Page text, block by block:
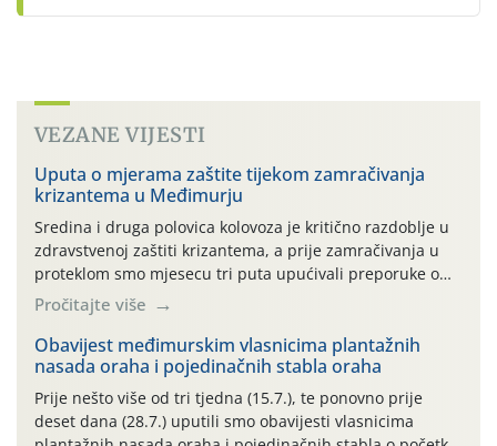
VEZANE VIJESTI
Uputa o mjerama zaštite tijekom zamračivanja
krizantema u Međimurju
Sredina i druga polovica kolovoza je kritično razdoblje u
zdravstvenoj zaštiti krizantema, a prije zamračivanja u
proteklom smo mjesecu tri puta upućivali preporuke o
preventivnim mjerama zaštite krizantema od najčešćih
uzročnika bolesti, štetnika i fito-fagnih grinja (23.7., 14.7.,
06.7.)! Na početku ovog mjeseca je zabilježeno je
povijesno i ekstremno vruće meteorološko razdoblje, uz
najviše temperature […]
Pročitajte više
Obavijest međimurskim vlasnicima plantažnih
nasada oraha i pojedinačnih stabla oraha
Prije nešto više od tri tjedna (15.7.), te ponovno prije
deset dana (28.7.) uputili smo obavijesti vlasnicima